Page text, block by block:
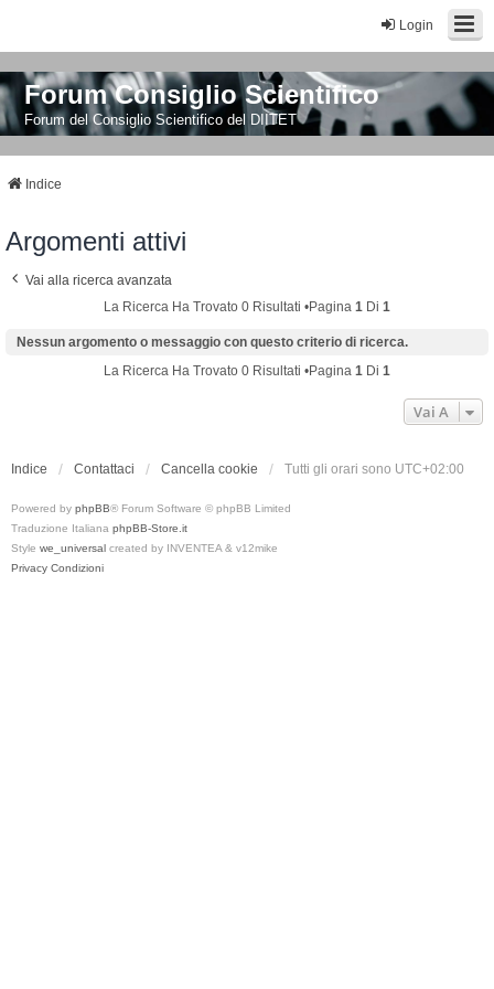
Login
Forum Consiglio Scientifico
Forum del Consiglio Scientifico del DIITET
Indice
Argomenti attivi
Vai alla ricerca avanzata
La Ricerca Ha Trovato 0 Risultati •Pagina 1 Di 1
Nessun argomento o messaggio con questo criterio di ricerca.
La Ricerca Ha Trovato 0 Risultati •Pagina 1 Di 1
Vai A
Indice Contattaci Cancella cookie Tutti gli orari sono UTC+02:00
Powered by phpBB® Forum Software © phpBB Limited
Traduzione Italiana phpBB-Store.it
Style we_universal created by INVENTEA & v12mike
Privacy Condizioni